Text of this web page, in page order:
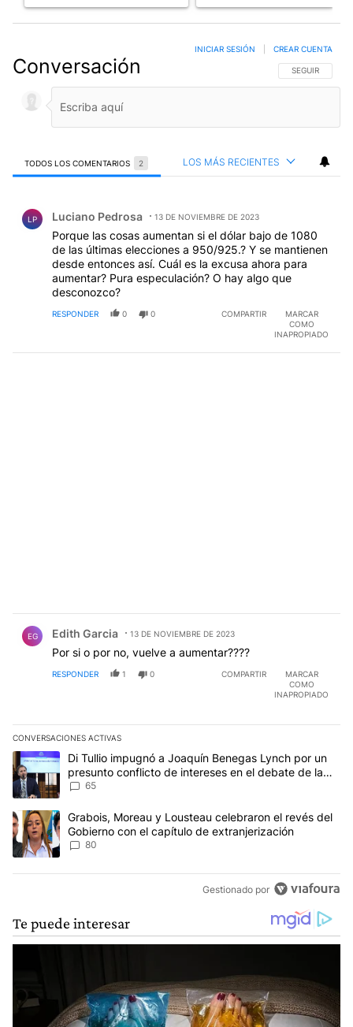
Conversación SIGA ESTA
SEGUIR
INICIAR SESIÓN CREAR CUENTA
TODOS LOS COMENTARIOS 2 LOS MÁS RECIENTES
LP Luciano Pedrosa 13 DE NOVIEMBRE DE 2023
Porque las cosas aumentan si el dólar bajo de 1080
de las últimas elecciones a 950/925.? Y se mantienen
desde entonces así. Cuál es la excusa ahora para
aumentar? Pura especulación? O hay algo que
desconozco?
RESPONDER 0 0 COMPARTIR
MARCAR
COMO
INAPROPIADO
EG Edith Garcia 13 DE NOVIEMBRE DE 2023
Por si o por no, vuelve a aumentar????
RESPONDER 1 0 COMPARTIR
MARCAR
COMO
INAPROPIADO
CONVERSACIONES ACTIVAS
Este listado muestra los artículos con más comentarios en los
Un artículo de tendencia con el título "Di Tullio impugnó a
Di Tullio impugnó a Joaquín Benegas Lynch por un
presunto conflicto de intereses en el debate de la
Ley de Tierras
65
Un artículo de tendencia con el título "Grabois, Moreau y
Grabois, Moreau y Lousteau celebraron el revés del
Gobierno con el capítulo de extranjerización
80
Gestionado por